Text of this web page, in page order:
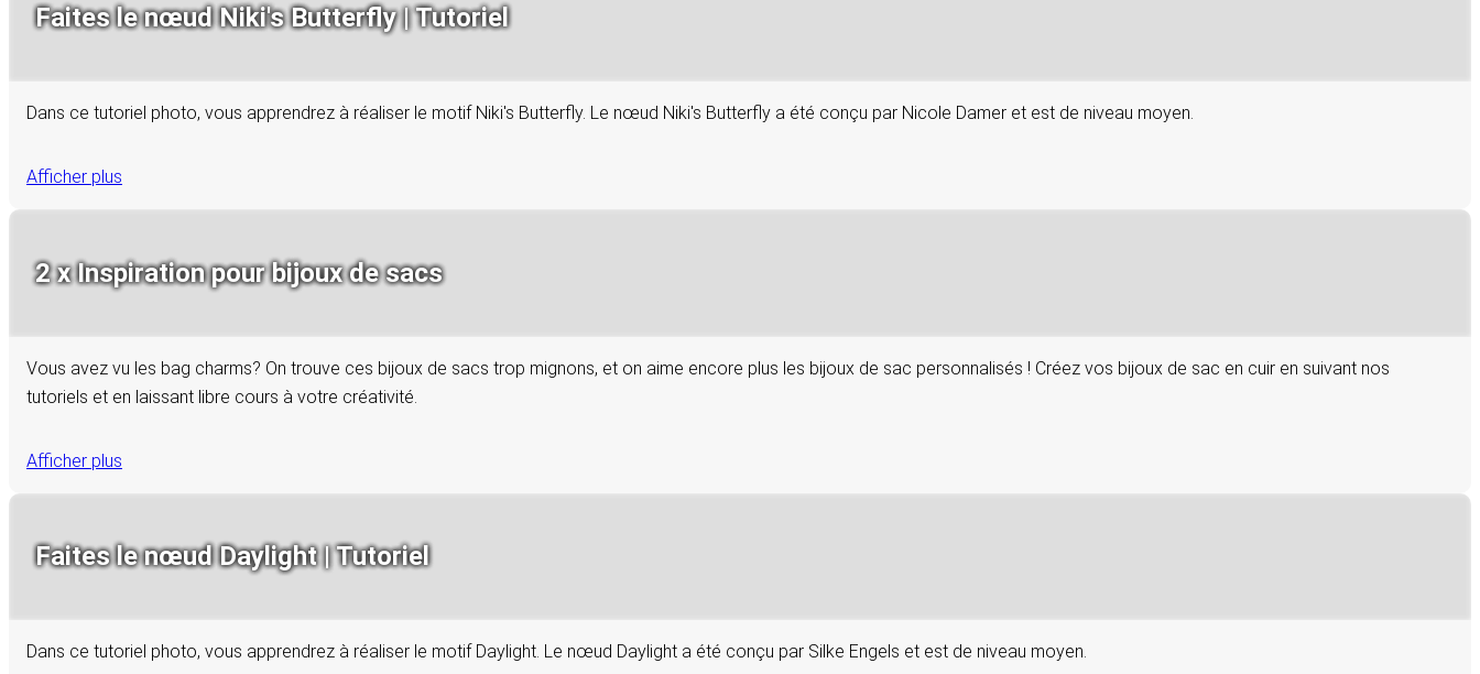
Faites le nœud Niki's Butterfly | Tutoriel
Dans ce tutoriel photo, vous apprendrez à réaliser le motif Niki's Butterfly. Le nœud Niki's Butterfly a été conçu par Nicole Damer et est de niveau moyen.
Afficher plus
2 x Inspiration pour bijoux de sacs
Vous avez vu les bag charms? On trouve ces bijoux de sacs trop mignons, et on aime encore plus les bijoux de sac personnalisés ! Créez vos bijoux de sac en cuir en suivant nos
tutoriels et en laissant libre cours à votre créativité.
Afficher plus
Faites le nœud Daylight | Tutoriel
Dans ce tutoriel photo, vous apprendrez à réaliser le motif Daylight. Le nœud Daylight a été conçu par Silke Engels et est de niveau moyen.